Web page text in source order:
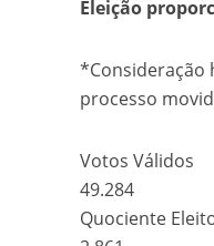
Eleição
*Consideração
processo
Votos Válidos
49.284
Quociente